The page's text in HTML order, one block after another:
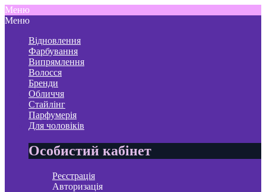
Меню
Меню
Відновлення
Фарбування
Випрямлення
Волосся
Бренди
Обличчя
Стайлінг
Парфумерія
Для чоловіків
Особистий кабінет
Реєстрація
Авторизація